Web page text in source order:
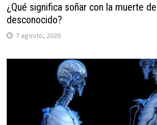
¿Qué significa soñar con la muerte
desconocido?
7 agosto, 2026